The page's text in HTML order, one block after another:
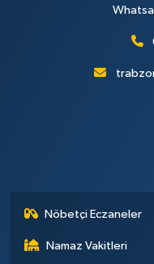
Nöbetçi Eczaneler
Namaz Vakitleri